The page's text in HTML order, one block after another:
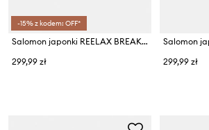
-15% z kodem: OFF*
Salomon japonki REELAX BREAK 6.0
299,99 zł
299,99 zł